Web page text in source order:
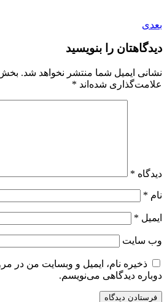
بعدی
دیدگاهتان را بنویسید
نشانی ایمیل شما منتشر نخواهد شد.
علامت‌گذاری شده‌اند *
دیدگاه *
نام *
ایمیل *
وب‌ سایت
ذخیره نام، ایمیل و وبسایت من در
دوباره دیدگاهی می‌نویسم.